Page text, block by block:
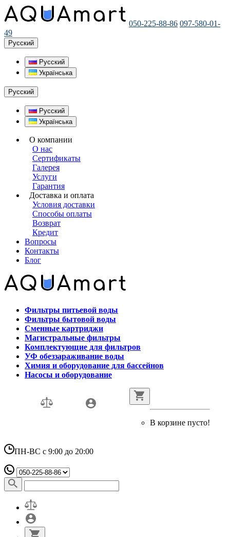
050-225-88-86 097-580-01-
49
Русский
Русский
Українська
Русский
Русский
Українська
О компании
О нас
Сертификаты
Галерея
Услуги
Гарантия
Доставка и оплата
Условия доставки
Способы оплаты
Возврат
Кредит
Вопросы
Контакты
Блог
Фильтры питьевой воды
Фильтры бытовой воды
Сменные картриджи
Магистральные фильтры
Комплектующие для фильтров
УФ обеззараживание воды
Химия и оборудование для бассейнов
Насосы и оборудование
В корзине пусто!
ПН-ВС с 9:00 до 20:00